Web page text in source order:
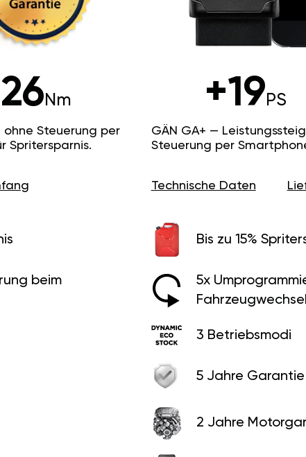
+19PS
GÄN GA+ —
Steuerung per
Technische Daten
Bis zu 15%
5x
Fahrzeugwechsel
3 Betriebsmodi
5 Jahre Garantie
2 Jahre
Nm
ohne Steuerung per
Spritersparnis.
beim